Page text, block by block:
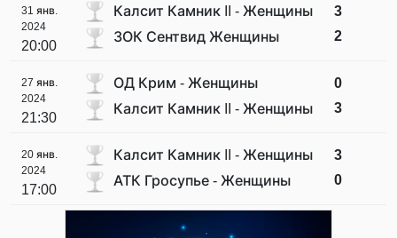
31 янв.
2024
20:00
Калсит Камник II - Женщины
ЗОК Сентвид Женщины
3
2
27 янв.
2024
21:30
ОД Крим - Женщины
Калсит Камник II - Женщины
0
3
20 янв.
2024
17:00
Калсит Камник II - Женщины
АТК Гросупье - Женщины
3
0